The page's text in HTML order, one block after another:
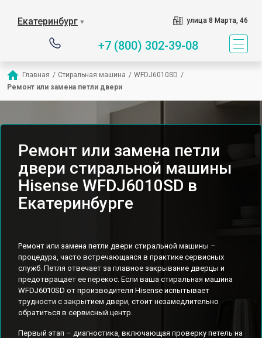
Екатеринбург ▼ улица 8 Марта, 46
+7 (800) 302-39-08
Главная / Стиральная машина / WFDJ6010SD /
Ремонт или замена петли двери
Ремонт или замена петли
двери стиральной машины
Hisense WFDJ6010SD в
Екатеринбурге
Ремонт или замена петли двери стиральной машины –
процедура, часто встречающаяся в практике сервисных
служб. Петля отвечает за плавное закрывание дверцы и
предотвращает ее перекос. Если ваша стиральная машина
WFDJ6010SD от производителя Hisense испытывает
трудности с закрытием двери, стоит незамедлительно
обратиться в сервисный центр.
Первый этап – диагностика, включающая проверку петель на